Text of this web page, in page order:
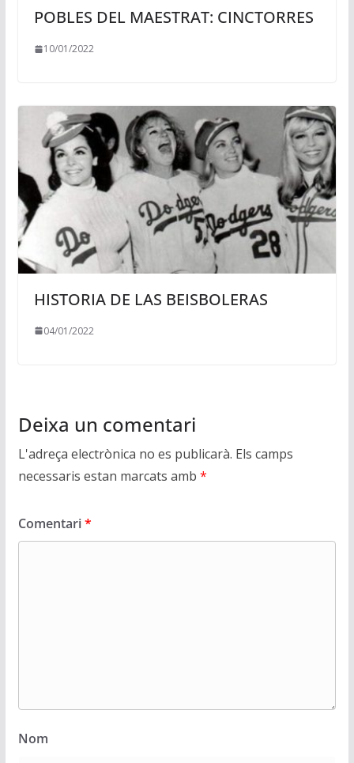
POBLES DEL MAESTRAT: CINCTORRES
10/01/2022
HISTORIA DE LAS BEISBOLERAS
04/01/2022
Deixa un comentari
L'adreça electrònica no es publicarà. Els camps
necessaris estan marcats amb *
Comentari*
Nom